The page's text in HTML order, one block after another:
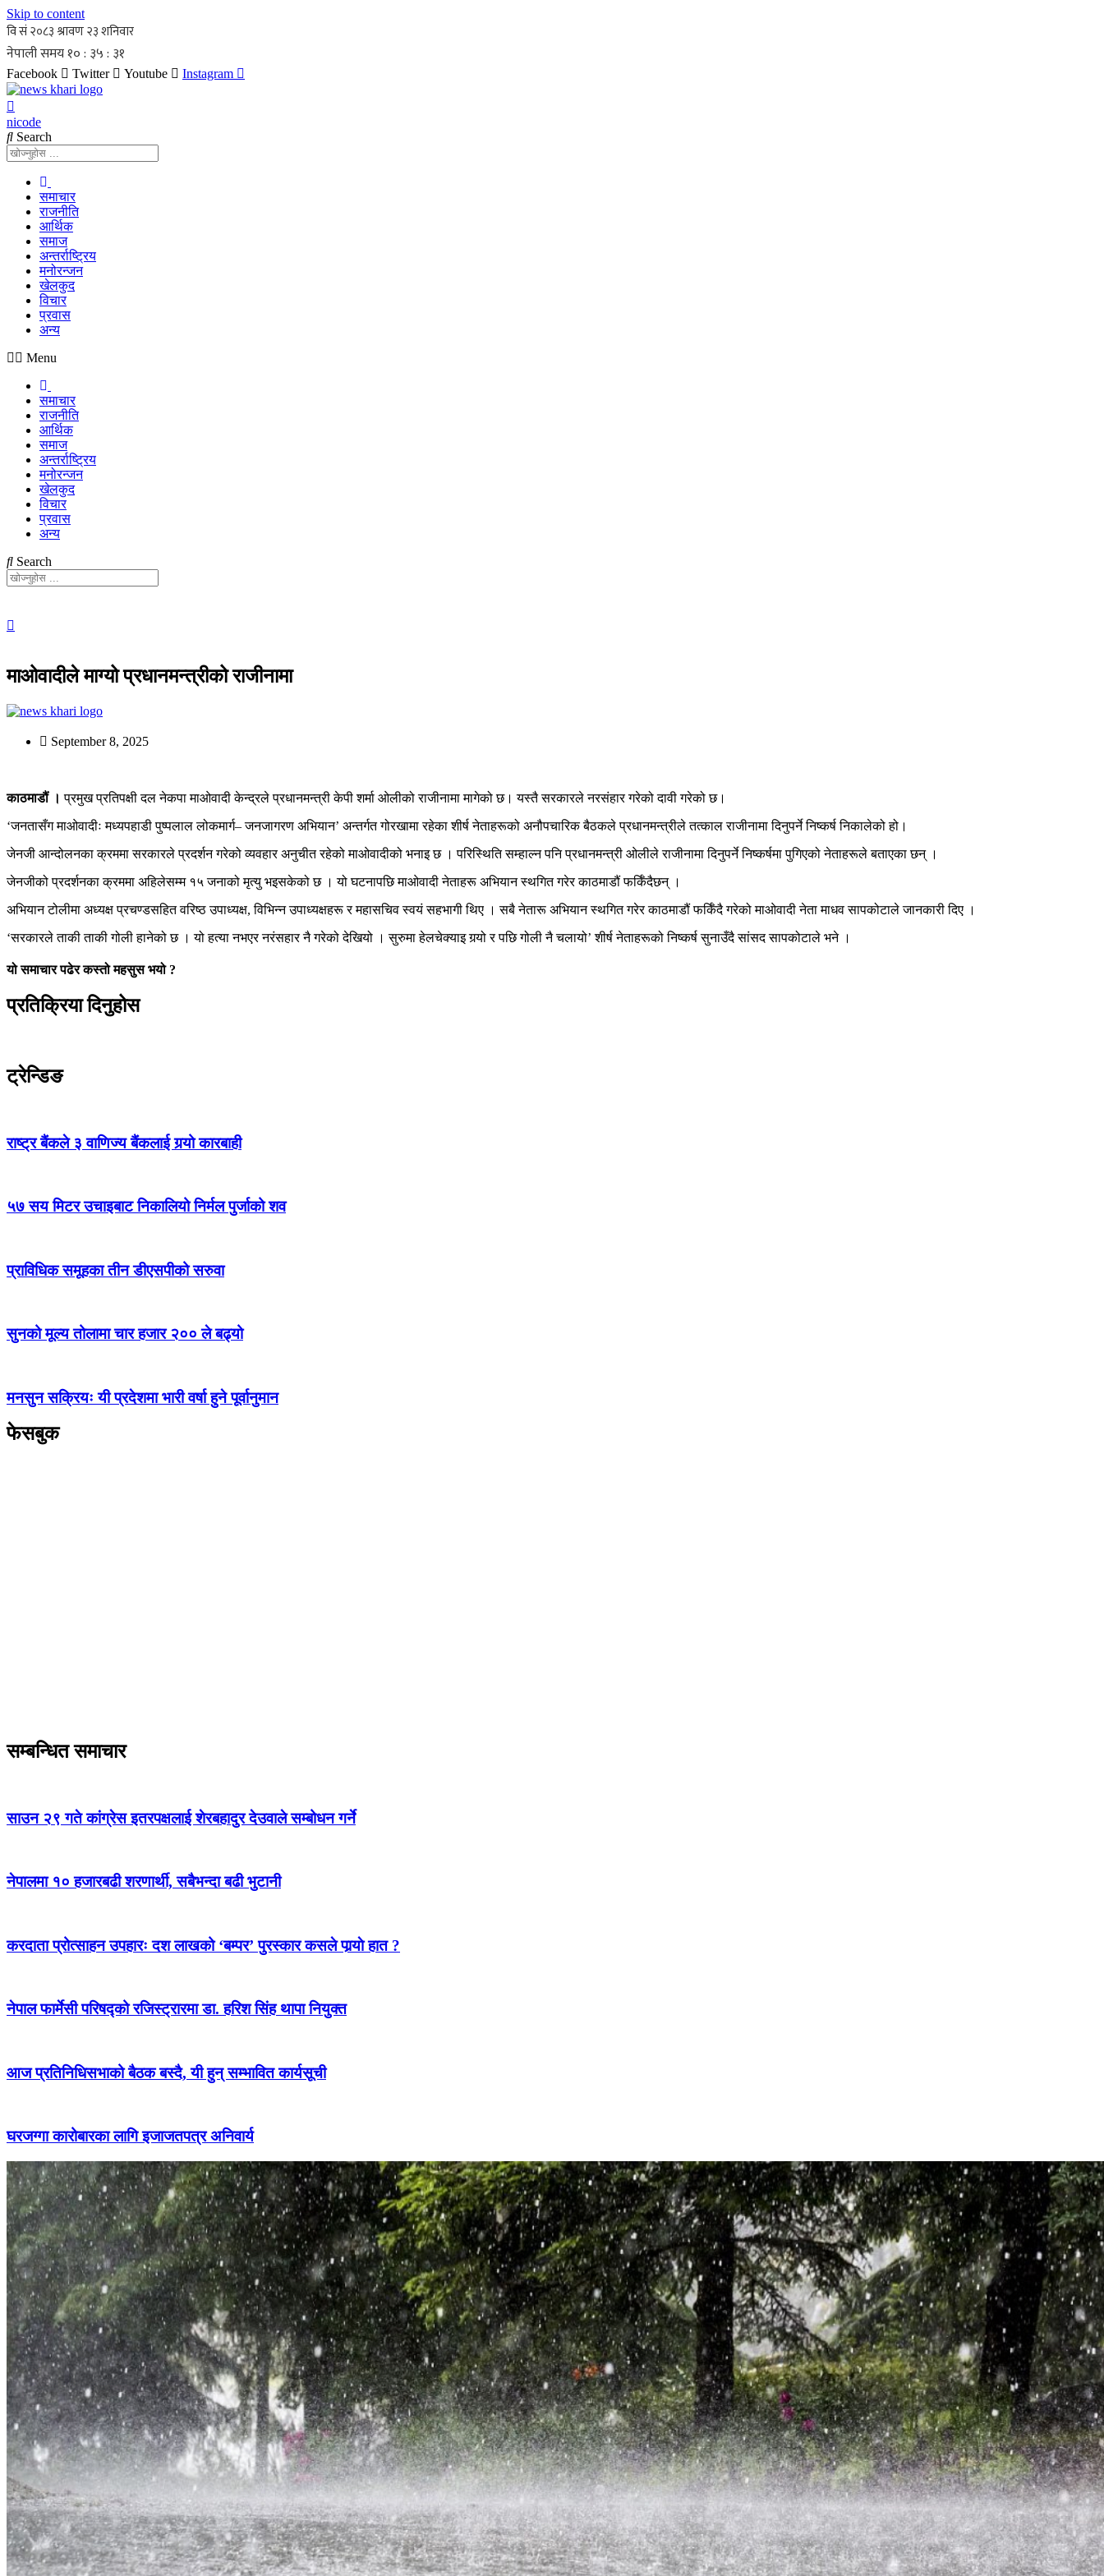
Skip to content
Facebook Twitter Youtube Instagram
nicode
Search
समाचार
राजनीति
आर्थिक
समाज
अन्तर्राष्ट्रिय
मनोरन्जन
खेलकुद
विचार
प्रवास
अन्य
Menu
समाचार
राजनीति
आर्थिक
समाज
अन्तर्राष्ट्रिय
मनोरन्जन
खेलकुद
विचार
प्रवास
अन्य
Search
माओवादीले माग्यो प्रधानमन्त्रीको राजीनामा
September 8, 2025
काठमाडौं । प्रमुख प्रतिपक्षी दल नेकपा माओवादी केन्द्रले प्रधानमन्त्री केपी शर्मा ओलीको राजीनामा मागेको छ। यस्तै सरकारले नरस‌ंहार गरेको दावी गरेको छ।
‘जनतासँग माओवादीः मध्यपहाडी पुष्पलाल लोकमार्ग– जनजागरण अभियान’ अन्तर्गत गोरखामा रहेका शीर्ष नेताहरूको अनौपचारिक बैठकले प्रधानमन्त्रीले तत्काल राजीनामा दिनुपर्ने निष्कर्ष निकालेको हो।
जेनजी आन्दोलनका क्रममा सरकारले प्रदर्शन गरेको व्यवहार अनुचीत रहेको माओवादीको भनाइ छ । परिस्थिति सम्हाल्न पनि प्रधानमन्त्री ओलीले राजीनामा दिनुपर्ने निष्कर्षमा पुगिएको नेताहरूले बताएका छन् ।
जेनजीको प्रदर्शनका क्रममा अहिलेसम्म १५ जनाको मृत्यु भइसकेको छ । यो घटनापछि माओवादी नेताहरू अभियान स्थगित गरेर काठमाडौं फर्किँदैछन् ।
अभियान टोलीमा अध्यक्ष प्रचण्डसहित वरिष्ठ उपाध्यक्ष, विभिन्न उपाध्यक्षहरू र महासचिव स्वयं सहभागी थिए । सबै नेतारू अभियान स्थगित गरेर काठमाडौं फर्किँदै गरेको माओवादी नेता माधव सापकोटाले जानकारी दिए ।
‘सरकारले ताकी ताकी गोली हानेको छ । यो हत्या नभएर नरंसहार नै गरेको देखियो । सुरुमा हेलचेक्याइ गर्‍यो र पछि गोली नै चलायो’ शीर्ष नेताहरूको निष्कर्ष सुनाउँदै सांसद सापकोटाले भने ।
यो समाचार पढेर कस्तो महसुस भयो ?
प्रतिक्रिया दिनुहोस
ट्रेन्डिङ
राष्ट्र बैंकले ३ वाणिज्य बैंकलाई गर्‍यो कारबाही
५७ सय मिटर उचाइबाट निकालियो निर्मल पुर्जाको शव
प्राविधिक समूहका तीन डीएसपीको सरुवा
सुनको मूल्य तोलामा चार हजार २०० ले बढ्यो
मनसुन सक्रियः यी प्रदेशमा भारी वर्षा हुने पूर्वानुमान
फेसबुक
सम्बन्धित समाचार
साउन २९ गते कांग्रेस इतरपक्षलाई शेरबहादुर देउवाले सम्बोधन गर्ने
नेपालमा १० हजारबढी शरणार्थी, सबैभन्दा बढी भुटानी
करदाता प्रोत्साहन उपहारः दश लाखको ‘बम्पर’ पुरस्कार कसले पार्‍याे हात ?
नेपाल फार्मेसी परिषद्को रजिस्ट्रारमा डा. हरिश सिंह थापा नियुक्त
आज प्रतिनिधिसभाको बैठक बस्दै, यी हुन् सम्भावित कार्यसूची
घरजग्गा कारोबारका लागि इजाजतपत्र अनिवार्य